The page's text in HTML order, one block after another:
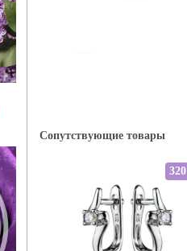
Сопутствующие товары